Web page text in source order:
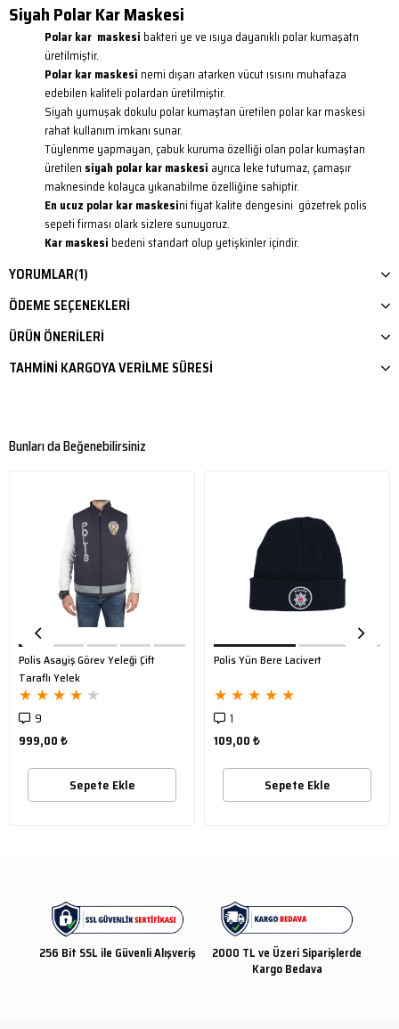
Siyah Polar Kar Maskesi
Polar kar maskesi bakteri ye ve ısıya dayanıklı polar kumaşatn
üretilmiştir.
Polar kar maskesi nemi dışarı atarken vücut ısısını muhafaza
edebilen kaliteli polardan üretilmiştir.
Siyah yumuşak dokulu polar kumaştan üretilen polar kar maskesi
rahat kullanım imkanı sunar.
Tüylenme yapmayan, çabuk kuruma özelliği olan polar kumaştan
üretilen siyah polar kar maskesi ayrıca leke tutumaz, çamaşır
maknesinde kolayca yıkanabilme özelliğine sahiptir.
En ucuz polar kar maskesi​ni fiyat kalite dengesini gözetrek polis
sepeti firması olark sizlere sunuyoruz.
Kar maskesi bedeni standart olup yetişkinler içindir.
YORUMLAR(1)
ÖDEME SEÇENEKLERI
ÜRÜN ÖNERILERI
TAHMINI KARGOYA VERILME SÜRESI
Bunları da Beğenebilirsiniz
Polis Asayiş Görev Yeleği Çift
Taraflı Yelek
★ ★ ★ ★ ★
9
999,00 ₺
Sepete Ekle
Polis Yün Bere Lacivert
★ ★ ★ ★ ★
1
109,00 ₺
Sepete Ekle
256 Bit SSL ile Güvenli Alışveriş
2000 TL ve Üzeri Siparişlerde
Kargo Bedava